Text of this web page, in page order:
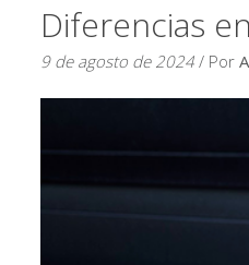
Diferencias
9 de agosto de 2024 / Por